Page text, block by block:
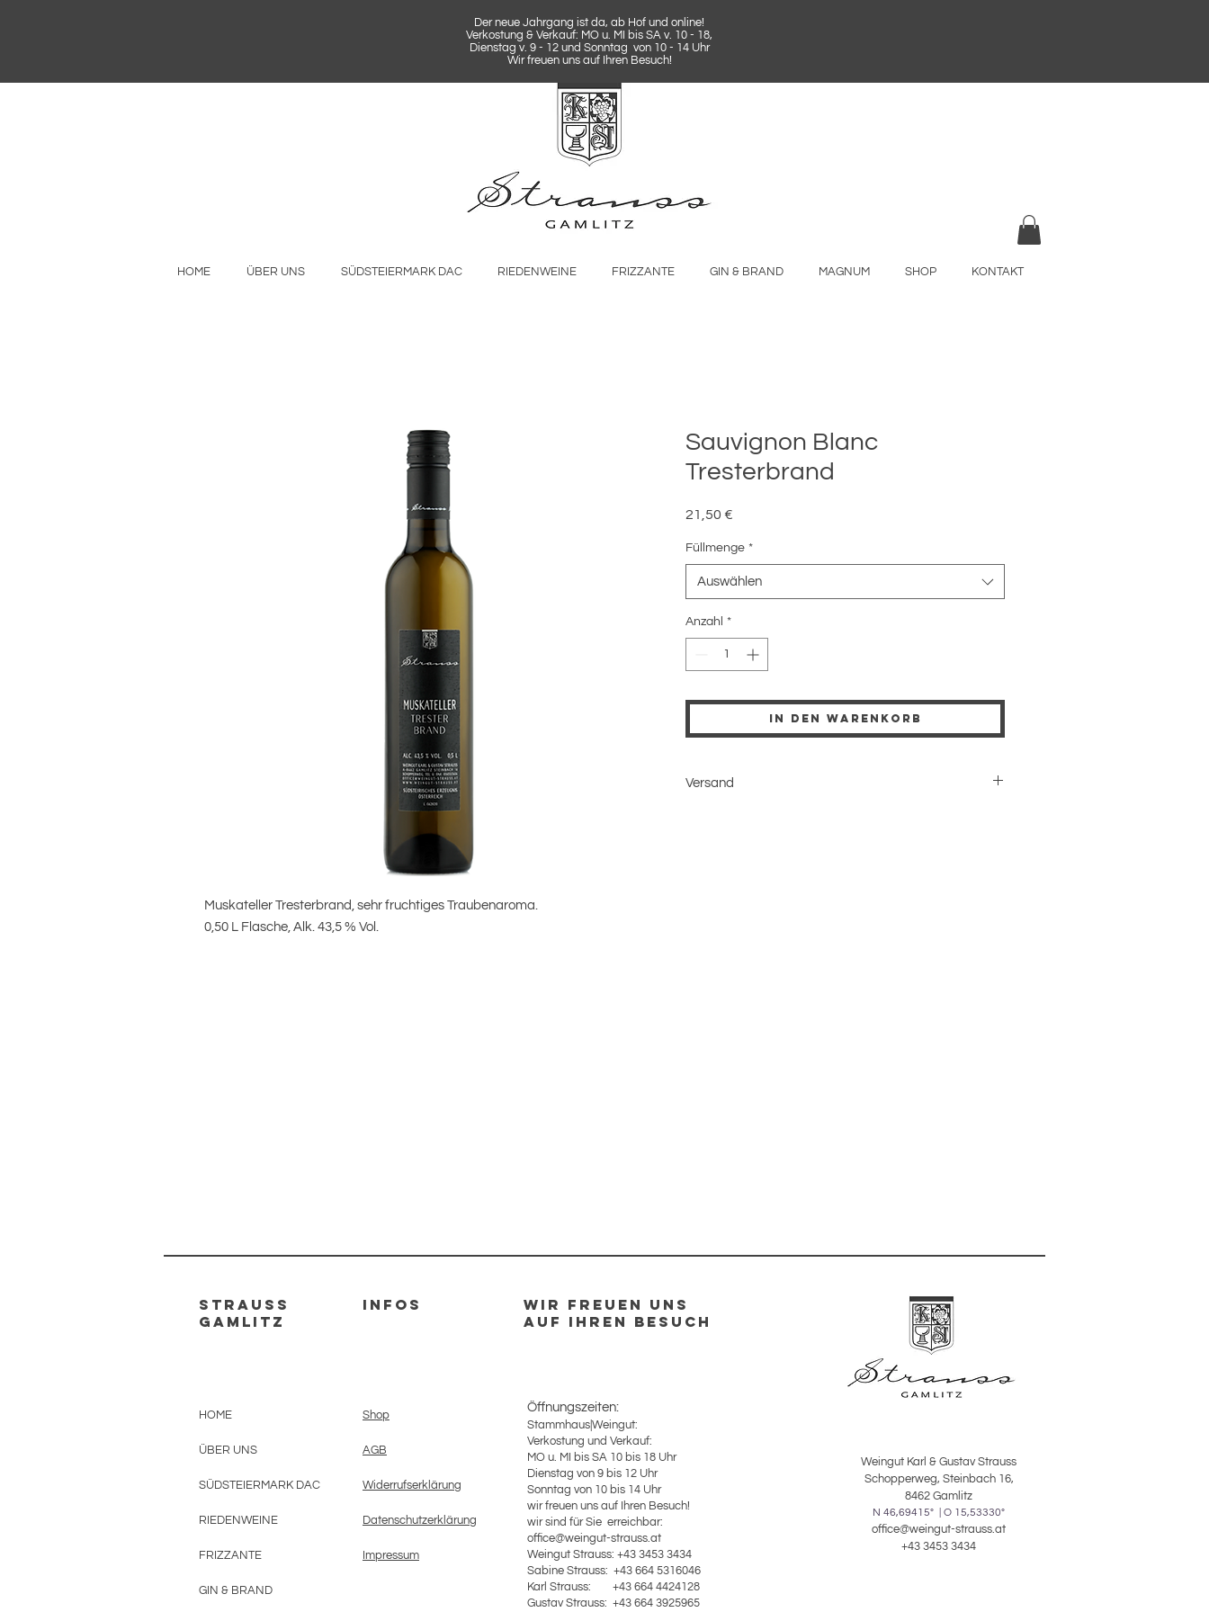
Der neue Jahrgang ist da, ab Hof und online!
Verkostung & Verkauf: MO u. MI bis SA v. 10 - 18,
Dienstag v. 9 - 12 und Sonntag von 10 - 14 Uhr
Wir freuen uns auf Ihren Besuch!
HOME ÜBER UNS SÜDSTEIERMARK DAC RIEDENWEINE FRIZZANTE GIN & BRAND MAGNUM SHOP KONTAKT
Muskateller Tresterbrand, sehr fruchtiges Traubenaroma.
0,50 L Flasche, Alk. 43,5 % Vol.
Sauvignon Blanc
Tresterbrand
21,50 €
Füllmenge *
Auswählen
Anzahl *
In den Warenkorb
Versand
strauss
gamlitz
HOME
ÜBER UNS
SÜDSTEIERMARK DAC
RIEDENWEINE
FRIZZANTE
GIN & BRAND
INFOS
Wir Freuen uns
auf Ihren Besuch
Shop
AGB
Widerrufserklärung
Datenschutzerklärung
Impressum
Öffnungszeiten:
Stammhaus|Weingut:
Verkostung und Verkauf:
MO u. MI bis SA 10 bis 18 Uhr
Dienstag von 9 bis 12 Uhr
Sonntag von 10 bis 14 Uhr
wir freuen uns auf Ihren Besuch!
wir sind für Sie erreichbar:
office@weingut-strauss.at
Weingut Strauss: +43 3453 3434
Sabine Strauss: +43 664 5316046
Karl Strauss: +43 664 4424128
​Gustav Strauss: +43 664 3925965
Weingut Karl & Gustav Strauss
Schopperweg, Steinbach 16,
8462 Gamlitz
N 46,69415° | O 15,53330°
office@weingut-strauss.at
+43 3453 3434